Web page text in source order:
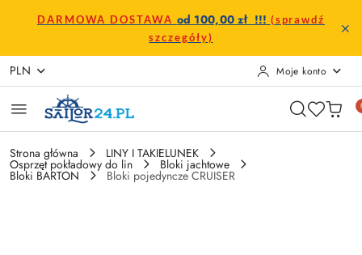
Przejdź do treści głównej
Przejdź do wyszukiwarki
Przejdź do moje konto
Przejdź do menu głównego
Przejdź do opisu produktu
Przejdź do stopki
DARMOWA DOSTAWA od 100,00 zł !!! (sprawdź
szczegóły)
PLN Moje konto
Strona główna LINY I TAKIELUNEK
Osprzęt pokładowy do lin Bloki jachtowe
Bloki BARTON Bloki pojedyncze CRUISER